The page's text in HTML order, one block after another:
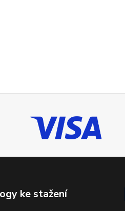
ke stažení